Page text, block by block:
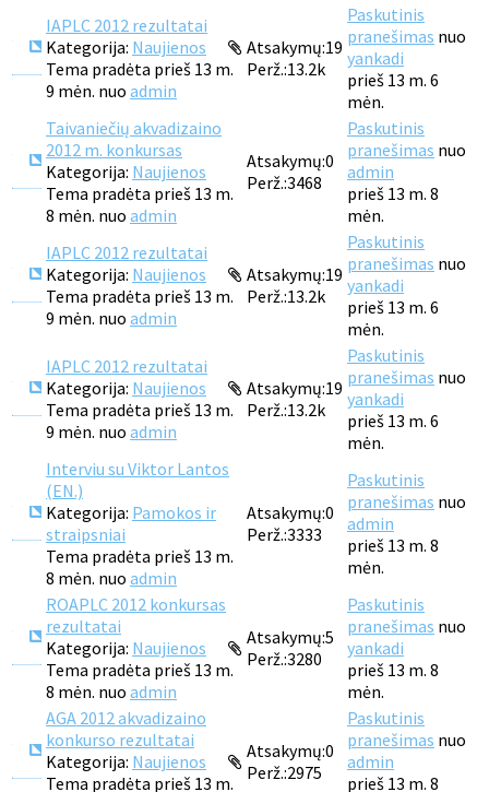
IAPLC 2012 rezultatai
Kategorija: Naujienos
Tema pradėta prieš 13 m.
9 mėn. nuo admin
Atsakymų:19
Perž.:13.2k
Paskutinis
pranešimas nuo
yankadi
prieš 13 m. 6
mėn.
Taivaniečių akvadizaino
2012 m. konkursas
Kategorija: Naujienos
Tema pradėta prieš 13 m.
8 mėn. nuo admin
Atsakymų:0
Perž.:3468
Paskutinis
pranešimas nuo
admin
prieš 13 m. 8
mėn.
IAPLC 2012 rezultatai
Kategorija: Naujienos
Tema pradėta prieš 13 m.
9 mėn. nuo admin
Atsakymų:19
Perž.:13.2k
Paskutinis
pranešimas nuo
yankadi
prieš 13 m. 6
mėn.
IAPLC 2012 rezultatai
Kategorija: Naujienos
Tema pradėta prieš 13 m.
9 mėn. nuo admin
Atsakymų:19
Perž.:13.2k
Paskutinis
pranešimas nuo
yankadi
prieš 13 m. 6
mėn.
Interviu su Viktor Lantos
(EN.)
Kategorija: Pamokos ir
straipsniai
Tema pradėta prieš 13 m.
8 mėn. nuo admin
Atsakymų:0
Perž.:3333
Paskutinis
pranešimas nuo
admin
prieš 13 m. 8
mėn.
ROAPLC 2012 konkursas
rezultatai
Kategorija: Naujienos
Tema pradėta prieš 13 m.
8 mėn. nuo admin
Atsakymų:5
Perž.:3280
Paskutinis
pranešimas nuo
yankadi
prieš 13 m. 8
mėn.
AGA 2012 akvadizaino
konkurso rezultatai
Kategorija: Naujienos
Tema pradėta prieš 13 m.
Atsakymų:0
Perž.:2975
Paskutinis
pranešimas nuo
admin
prieš 13 m. 8